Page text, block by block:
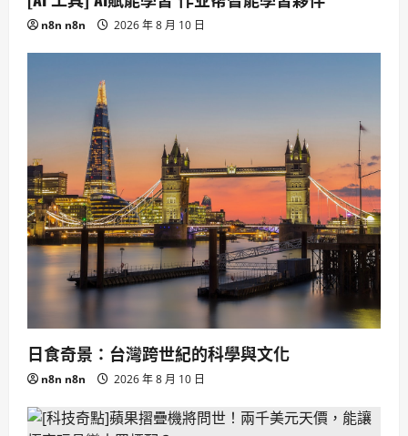
n8n n8n 2026 年 8 月 10 日
日食奇景：台灣跨世紀的科學與文化
n8n n8n 2026 年 8 月 10 日